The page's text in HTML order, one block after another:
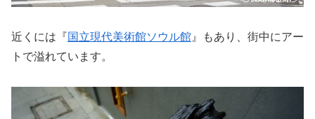
近くには『国立現代美術館ソウル館 』もあり、街中にアー
トで溢れています。